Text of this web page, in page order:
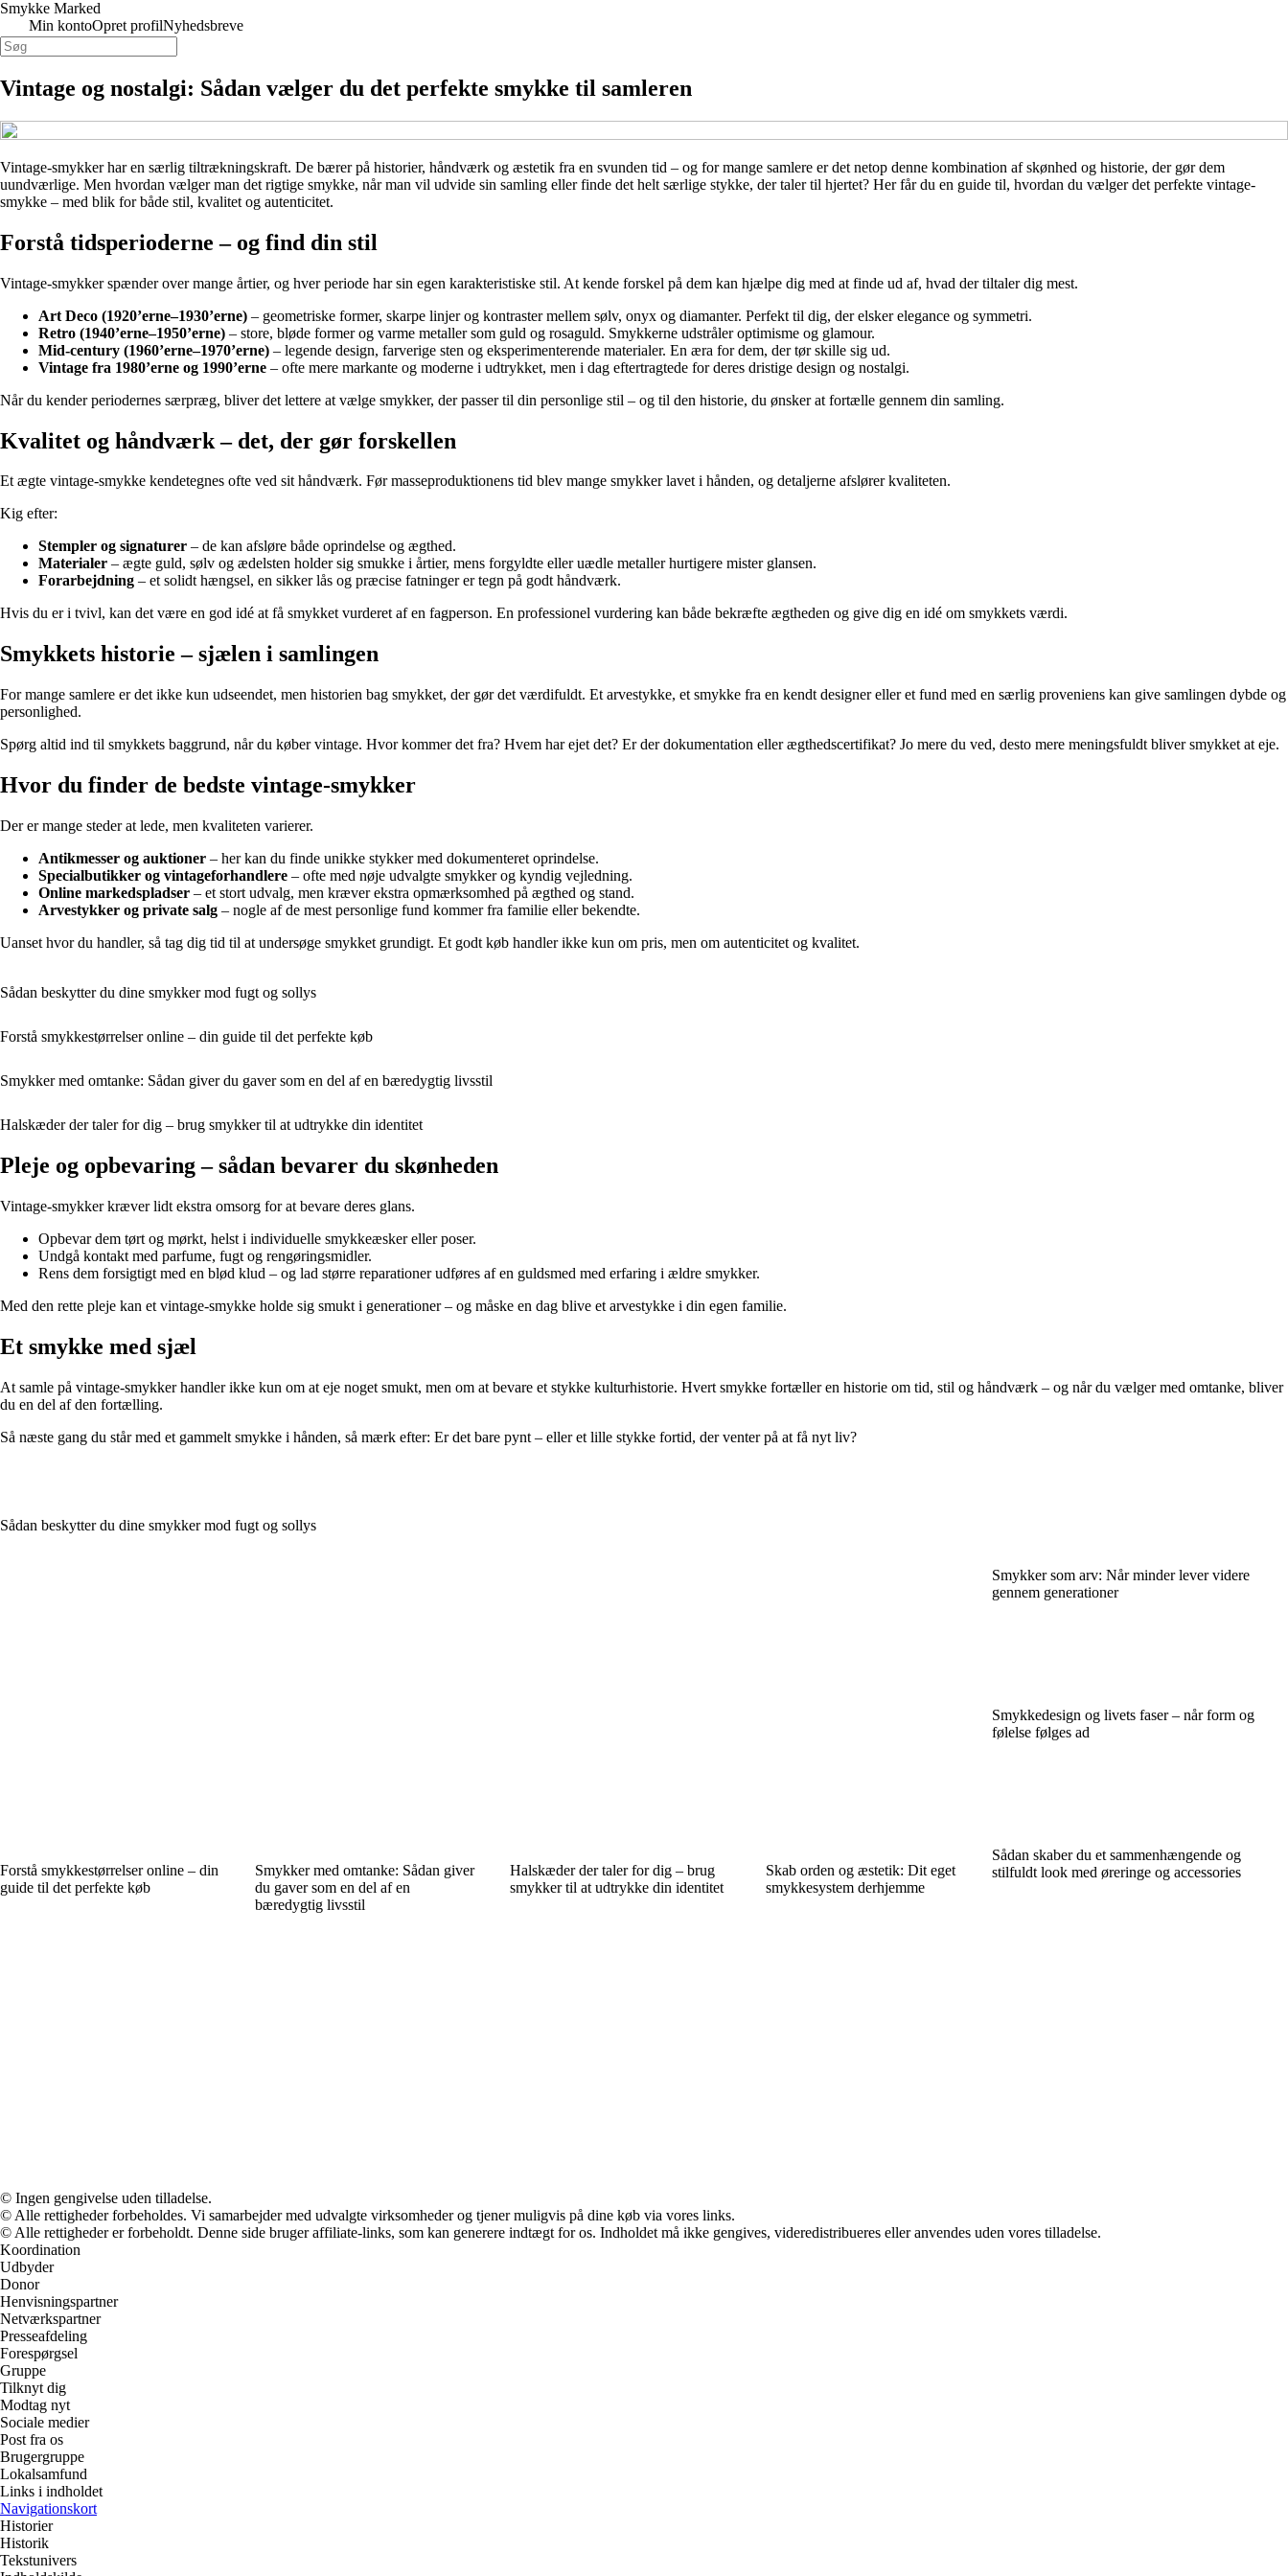
Smykke Marked
Min kontoOpret profilNyhedsbreve
Vintage og nostalgi: Sådan vælger du det perfekte smykke til samleren
Vintage-smykker har en særlig tiltrækningskraft. De bærer på historier, håndværk og æstetik fra en svunden tid – og for mange samlere er det netop denne kombination af skønhed og historie, der gør dem
uundværlige. Men hvordan vælger man det rigtige smykke, når man vil udvide sin samling eller finde det helt særlige stykke, der taler til hjertet? Her får du en guide til, hvordan du vælger det perfekte vintage-
smykke – med blik for både stil, kvalitet og autenticitet.
Forstå tidsperioderne – og find din stil
Vintage-smykker spænder over mange årtier, og hver periode har sin egen karakteristiske stil. At kende forskel på dem kan hjælpe dig med at finde ud af, hvad der tiltaler dig mest.
Art Deco (1920’erne–1930’erne) – geometriske former, skarpe linjer og kontraster mellem sølv, onyx og diamanter. Perfekt til dig, der elsker elegance og symmetri.
Retro (1940’erne–1950’erne) – store, bløde former og varme metaller som guld og rosaguld. Smykkerne udstråler optimisme og glamour.
Mid-century (1960’erne–1970’erne) – legende design, farverige sten og eksperimenterende materialer. En æra for dem, der tør skille sig ud.
Vintage fra 1980’erne og 1990’erne – ofte mere markante og moderne i udtrykket, men i dag eftertragtede for deres dristige design og nostalgi.
Når du kender periodernes særpræg, bliver det lettere at vælge smykker, der passer til din personlige stil – og til den historie, du ønsker at fortælle gennem din samling.
Kvalitet og håndværk – det, der gør forskellen
Et ægte vintage-smykke kendetegnes ofte ved sit håndværk. Før masseproduktionens tid blev mange smykker lavet i hånden, og detaljerne afslører kvaliteten.
Kig efter:
Stempler og signaturer – de kan afsløre både oprindelse og ægthed.
Materialer – ægte guld, sølv og ædelsten holder sig smukke i årtier, mens forgyldte eller uædle metaller hurtigere mister glansen.
Forarbejdning – et solidt hængsel, en sikker lås og præcise fatninger er tegn på godt håndværk.
Hvis du er i tvivl, kan det være en god idé at få smykket vurderet af en fagperson. En professionel vurdering kan både bekræfte ægtheden og give dig en idé om smykkets værdi.
Smykkets historie – sjælen i samlingen
For mange samlere er det ikke kun udseendet, men historien bag smykket, der gør det værdifuldt. Et arvestykke, et smykke fra en kendt designer eller et fund med en særlig proveniens kan give samlingen dybde og
personlighed.
Spørg altid ind til smykkets baggrund, når du køber vintage. Hvor kommer det fra? Hvem har ejet det? Er der dokumentation eller ægthedscertifikat? Jo mere du ved, desto mere meningsfuldt bliver smykket at eje.
Hvor du finder de bedste vintage-smykker
Der er mange steder at lede, men kvaliteten varierer.
Antikmesser og auktioner – her kan du finde unikke stykker med dokumenteret oprindelse.
Specialbutikker og vintageforhandlere – ofte med nøje udvalgte smykker og kyndig vejledning.
Online markedspladser – et stort udvalg, men kræver ekstra opmærksomhed på ægthed og stand.
Arvestykker og private salg – nogle af de mest personlige fund kommer fra familie eller bekendte.
Uanset hvor du handler, så tag dig tid til at undersøge smykket grundigt. Et godt køb handler ikke kun om pris, men om autenticitet og kvalitet.
Sådan beskytter du dine smykker mod fugt og sollys
Forstå smykkestørrelser online – din guide til det perfekte køb
Smykker med omtanke: Sådan giver du gaver som en del af en bæredygtig livsstil
Halskæder der taler for dig – brug smykker til at udtrykke din identitet
Pleje og opbevaring – sådan bevarer du skønheden
Vintage-smykker kræver lidt ekstra omsorg for at bevare deres glans.
Opbevar dem tørt og mørkt, helst i individuelle smykkeæsker eller poser.
Undgå kontakt med parfume, fugt og rengøringsmidler.
Rens dem forsigtigt med en blød klud – og lad større reparationer udføres af en guldsmed med erfaring i ældre smykker.
Med den rette pleje kan et vintage-smykke holde sig smukt i generationer – og måske en dag blive et arvestykke i din egen familie.
Et smykke med sjæl
At samle på vintage-smykker handler ikke kun om at eje noget smukt, men om at bevare et stykke kulturhistorie. Hvert smykke fortæller en historie om tid, stil og håndværk – og når du vælger med omtanke, bliver
du en del af den fortælling.
Så næste gang du står med et gammelt smykke i hånden, så mærk efter: Er det bare pynt – eller et lille stykke fortid, der venter på at få nyt liv?
Sådan beskytter du dine smykker mod fugt og sollys
Forstå smykkestørrelser online – din
guide til det perfekte køb
Smykker med omtanke: Sådan giver
du gaver som en del af en
bæredygtig livsstil
Halskæder der taler for dig – brug
smykker til at udtrykke din identitet
Skab orden og æstetik: Dit eget
smykkesystem derhjemme
Smykker som arv: Når minder lever videre
gennem generationer
Smykkedesign og livets faser – når form og
følelse følges ad
Sådan skaber du et sammenhængende og
stilfuldt look med øreringe og accessories
© Ingen gengivelse uden tilladelse.
© Alle rettigheder forbeholdes. Vi samarbejder med udvalgte virksomheder og tjener muligvis på dine køb via vores links.
© Alle rettigheder er forbeholdt. Denne side bruger affiliate-links, som kan generere indtægt for os. Indholdet må ikke gengives, videredistribueres eller anvendes uden vores tilladelse.
Koordination
Udbyder
Donor
Henvisningspartner
Netværkspartner
Presseafdeling
Forespørgsel
Gruppe
Tilknyt dig
Modtag nyt
Sociale medier
Post fra os
Brugergruppe
Lokalsamfund
Links i indholdet
Navigationskort
Historier
Historik
Tekstunivers